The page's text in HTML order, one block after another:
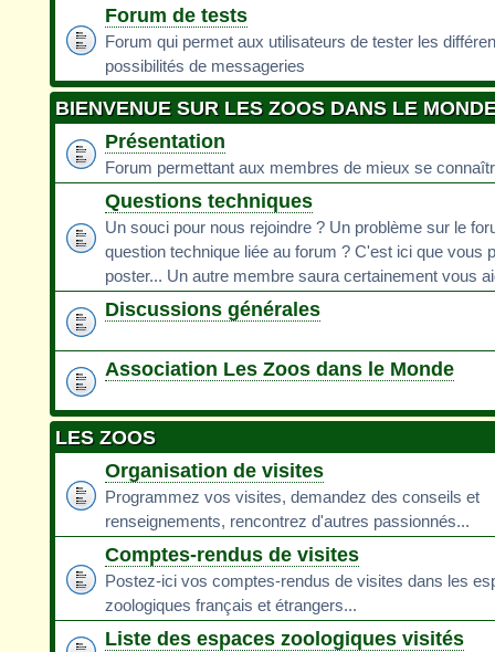
Forum de tests
Forum qui permet aux utilisateurs de tester les
possibilités de messageries
BIENVENUE SUR LES ZOOS DANS LE
Présentation
Forum permettant aux membres de mieux se
Questions techniques
Un souci pour nous rejoindre ? Un problème sur le
question technique liée au forum ? C'est ici que vous
poster... Un autre membre saura certainement vous
Discussions générales
Association Les Zoos dans le Monde
LES ZOOS
Organisation de visites
Programmez vos visites, demandez des conseils et
renseignements, rencontrez d'autres passionnés...
Comptes-rendus de visites
Postez-ici vos comptes-rendus de visites dans les
zoologiques français et étrangers...
Liste des espaces zoologiques visités